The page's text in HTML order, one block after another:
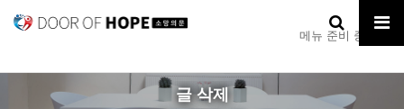
메뉴 준비 중입니다.
글 삭제